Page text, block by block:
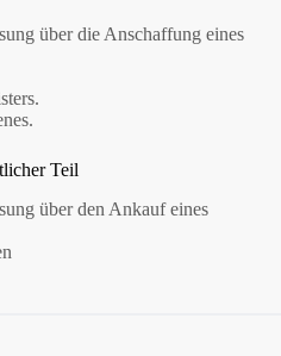
über die Anschaffung eines
Teil
über den Ankauf eines